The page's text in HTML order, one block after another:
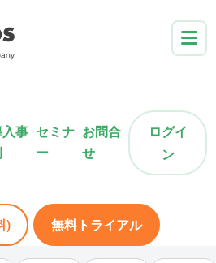
事 セミナ
ー
お問合
せ
ログイ
ン
) 無料トライアル